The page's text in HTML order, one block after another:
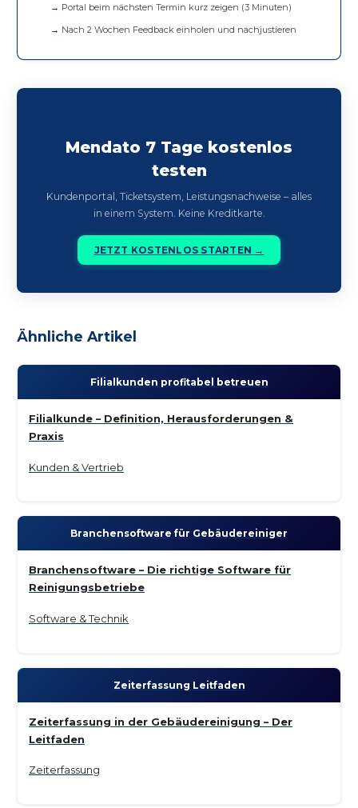
Portal beim nächsten Termin kurz zeigen (3 Minuten)
Nach 2 Wochen Feedback einholen und nachjustieren
Mendato 7 Tage kostenlos
testen
Kundenportal, Ticketsystem, Leistungsnachweise – alles
in einem System. Keine Kreditkarte.
JETZT KOSTENLOS STARTEN →
Ähnliche Artikel
Filial­kunden profitabel betreuen
Filialkunde – Definition, Herausforderungen &
Praxis
Kunden & Vertrieb
Branchen­software für Gebäude­reiniger
Branchensoftware – Die richtige Software für
Reinigungsbetriebe
Software & Technik
Zeiterfassung Leitfaden
Zeiterfassung in der Gebäudereinigung – Der
Leitfaden
Zeiterfassung